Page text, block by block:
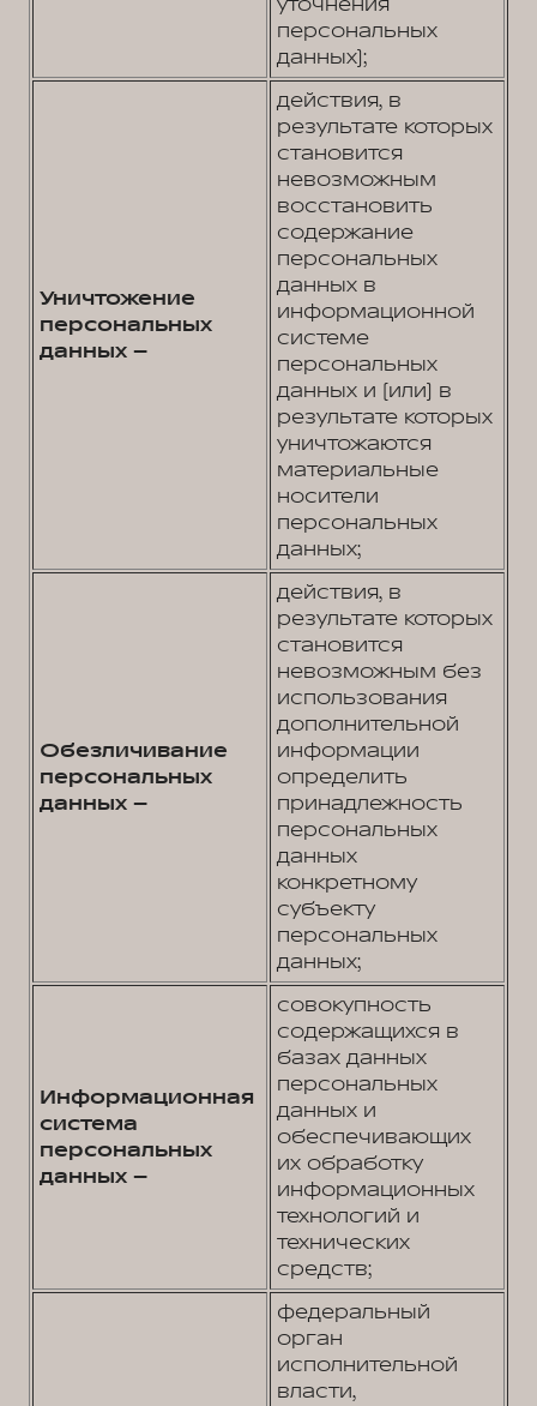
персональных
данных);
Уничтожение
персональных
данных –
действия, в
результате которых
становится
невозможным
восстановить
содержание
персональных
данных в
информационной
системе
персональных
данных и (или) в
результате которых
уничтожаются
материальные
носители
персональных
данных;
Обезличивание
персональных
данных –
действия, в
результате которых
становится
невозможным без
использования
дополнительной
информации
определить
принадлежность
персональных
данных
конкретному
субъекту
персональных
данных;
Информационная
система
персональных
данных –
совокупность
содержащихся в
базах данных
персональных
данных и
обеспечивающих
их обработку
информационных
технологий и
технических
средств;
федеральный
орган
исполнительной
власти,